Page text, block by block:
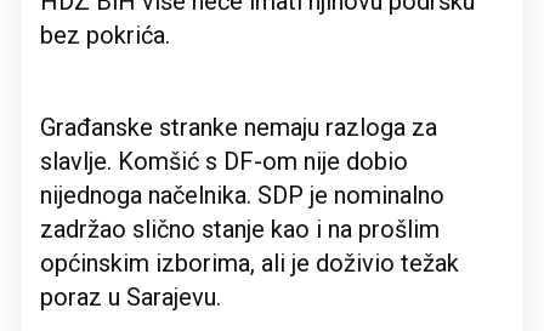
bez pokrića.
Građanske stranke nemaju razloga za
slavlje. Komšić s DF-om nije dobio
nijednoga načelnika. SDP je nominalno
zadržao slično stanje kao i na prošlim
općinskim izborima, ali je doživio težak
poraz u Sarajevu.